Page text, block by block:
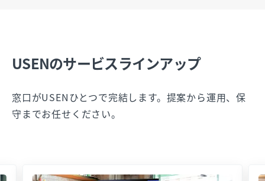
USENのサービスラインアップ
窓口がUSENひとつで完結します。提案から運用、保
守までお任せください。